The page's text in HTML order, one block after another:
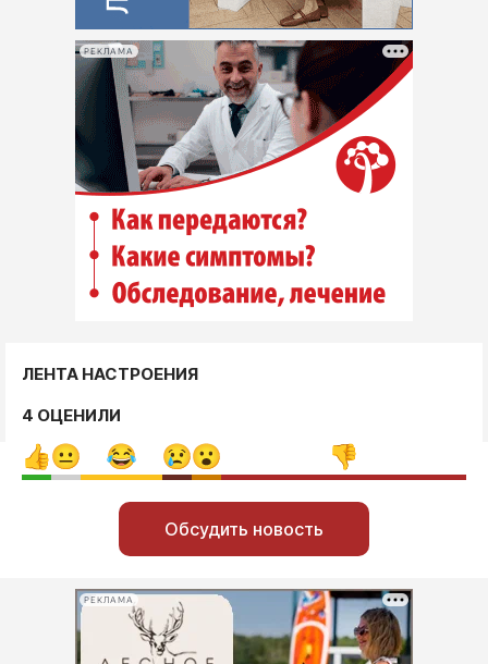
РЕКЛАМА
ЛЕНТА НАСТРОЕНИЯ
4 ОЦЕНИЛИ
Обсудить новость
РЕКЛАМА